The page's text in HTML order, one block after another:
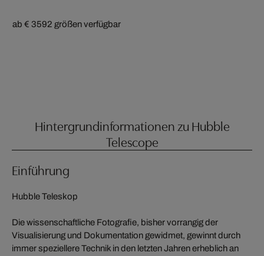
ab € 3592 größen verfügbar
Hintergrundinformationen zu Hubble
Telescope
Einführung
Hubble Teleskop
Die wissenschaftliche Fotografie, bisher vorrangig der
Visualisierung und Dokumentation gewidmet, gewinnt durch
immer speziellere Technik in den letzten Jahren erheblich an